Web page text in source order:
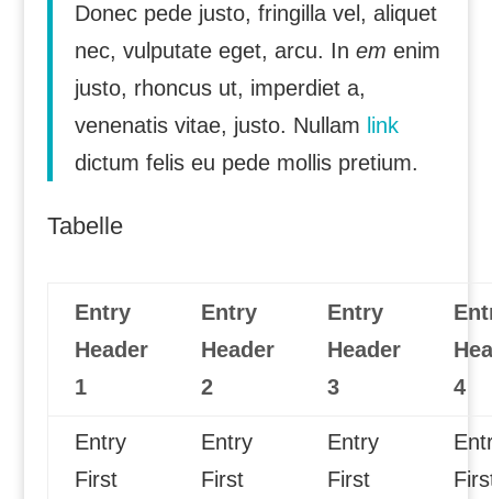
Donec pede justo, fringilla vel, aliquet
nec, vulputate eget, arcu. In em enim
justo, rhoncus ut, imperdiet a,
venenatis vitae, justo. Nullam link
dictum felis eu pede mollis pretium.
Tabelle
Entry
Header
1
Entry
Header
2
Entry
Header
3
4
Entry
First
Entry
First
Entry
First